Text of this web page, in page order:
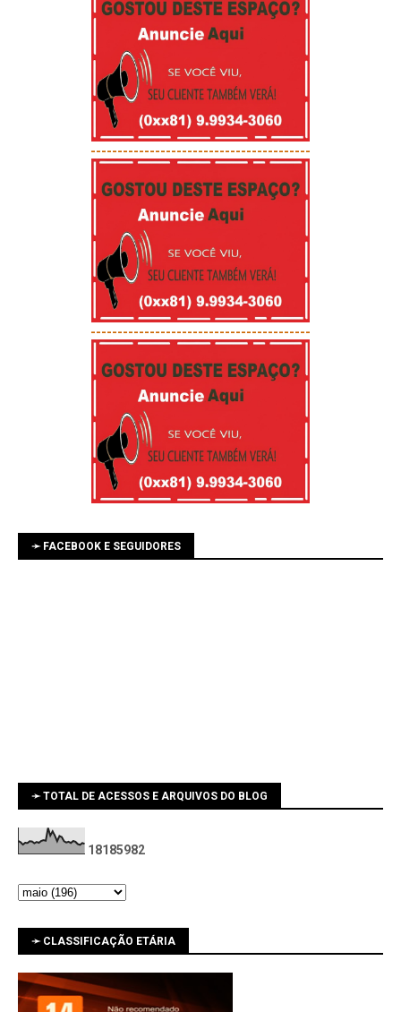
-----------------------------------------
-----------------------------------------
➛ FACEBOOK E SEGUIDORES
➛ TOTAL DE ACESSOS E ARQUIVOS DO BLOG
18185982
➛ CLASSIFICAÇÃO ETÁRIA